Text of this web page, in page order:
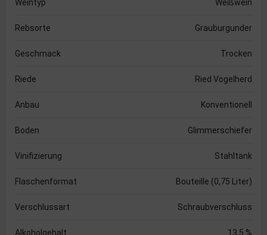
Weintyp Weißwein
Rebsorte Grauburgunder
Geschmack Trocken
Riede Ried Vogelherd
Anbau Konventionell
Boden Glimmerschiefer
Vinifizierung Stahltank
Flaschenformat Bouteille (0,75 Liter)
Verschlussart Schraubverschluss
Alkoholgehalt 13,5 %